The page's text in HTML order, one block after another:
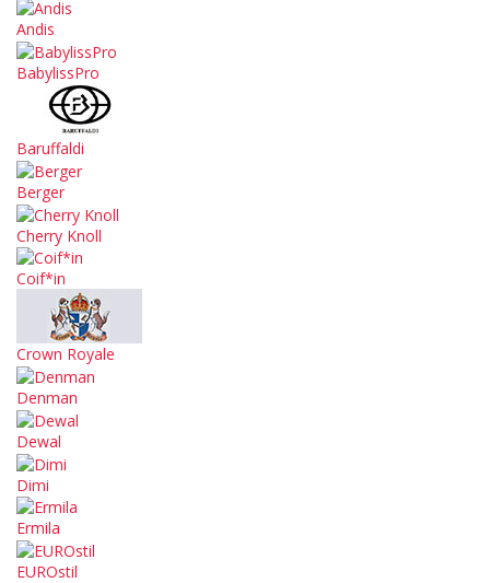
Andis
BabylissPro
Baruffaldi
Berger
Cherry Knoll
Coif*in
Crown Royale
Denman
Dewal
Dimi
Ermila
EUROstil